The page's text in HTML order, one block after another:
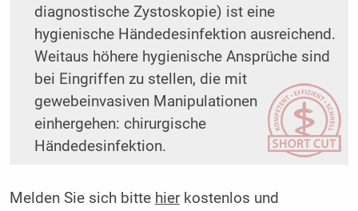
diagnostische Zystoskopie) ist eine
hygienische Händedesinfektion ausreichend.
Weitaus höhere hygienische Ansprüche sind
bei Eingriffen zu stellen, die mit
gewebeinvasiven Manipulationen
einhergehen: chirurgische
Händedesinfektion.
Melden Sie sich bitte hierkostenlos und